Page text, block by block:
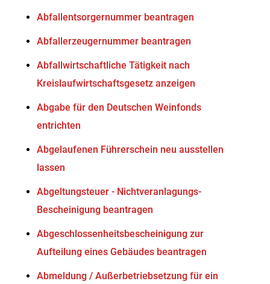
Abfallentsorgernummer beantragen
Abfallerzeugernummer beantragen
Abfallwirtschaftliche Tätigkeit nach
Kreislaufwirtschaftsgesetz anzeigen
Abgabe für den Deutschen Weinfonds
entrichten
Abgelaufenen Führerschein neu ausstellen
lassen
Abgeltungsteuer - Nichtveranlagungs-
Bescheinigung beantragen
Abgeschlossenheitsbescheinigung zur
Aufteilung eines Gebäudes beantragen
Abmeldung / Außerbetriebsetzung für ein